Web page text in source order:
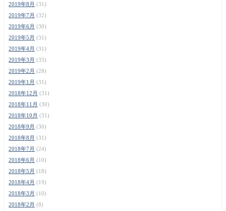
2019年8月 (31)
2019年7月 (32)
2019年6月 (30)
2019年5月 (31)
2019年4月 (31)
2019年3月 (33)
2019年2月 (28)
2019年1月 (31)
2018年12月 (31)
2018年11月 (30)
2018年10月 (31)
2018年9月 (30)
2018年8月 (31)
2018年7月 (24)
2018年6月 (10)
2018年5月 (18)
2018年4月 (19)
2018年3月 (10)
2018年2月 (8)